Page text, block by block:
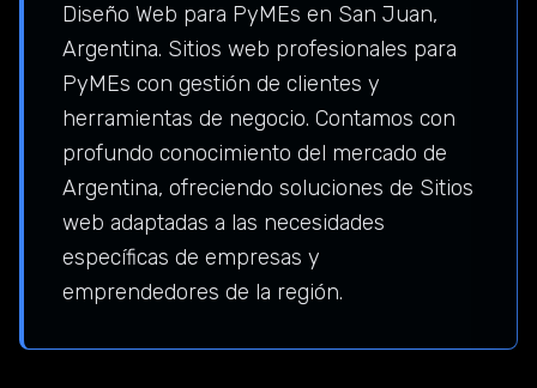
Diseño Web para PyMEs en San Juan,
Argentina. Sitios web profesionales para
PyMEs con gestión de clientes y
herramientas de negocio. Contamos con
profundo conocimiento del mercado de
Argentina, ofreciendo soluciones de Sitios
web adaptadas a las necesidades
específicas de empresas y
emprendedores de la región.